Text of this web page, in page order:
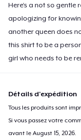
Here’s a not so gentle
apologizing for
another queen does
this shirt to be a
girl who needs to be
Détails d'expédition
Tous les produits sont
Si vous passez votre
avant leAugust 15, 2026.